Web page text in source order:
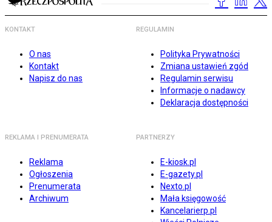
KONTAKT
O nas
Kontakt
Napisz do nas
REGULAMIN
Polityka Prywatności
Zmiana ustawień zgód
Regulamin serwisu
Informacje o nadawcy
Deklaracja dostępności
REKLAMA I PRENUMERATA
Reklama
Ogłoszenia
Prenumerata
Archiwum
PARTNERZY
E-kiosk.pl
E-gazety.pl
Nexto.pl
Mała księgowość
Kancelarierp.pl